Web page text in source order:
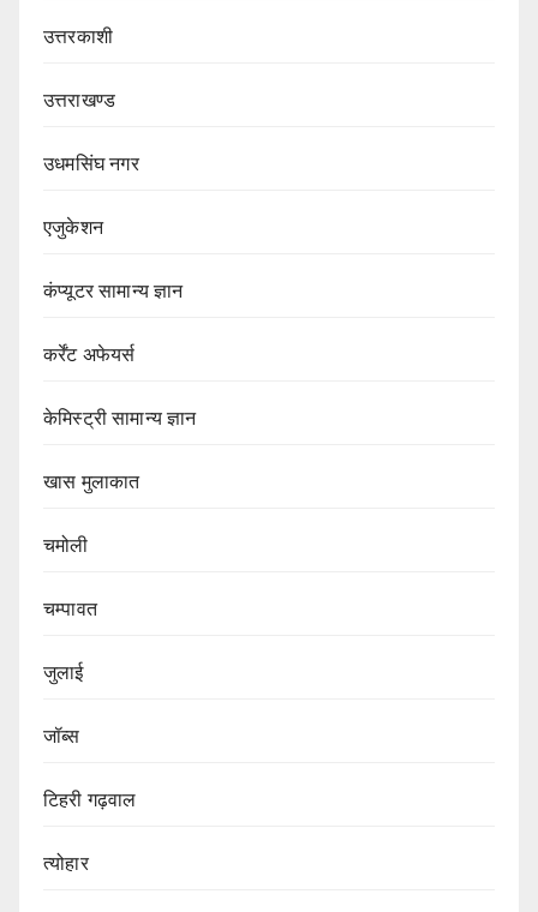
उत्तरकाशी
उत्तराखण्ड
उधमसिंघ नगर
एजुकेशन
कंप्यूटर सामान्य ज्ञान
कर्रेंट अफेयर्स
केमिस्ट्री सामान्य ज्ञान
खास मुलाकात
चमोली
चम्पावत
जुलाई
जॉब्स
टिहरी गढ़वाल
त्योहार